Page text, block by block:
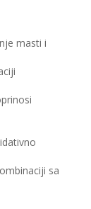
masti i
sa